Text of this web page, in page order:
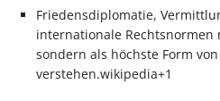
Friedensdiplomatie,
internationale Rechtsnormen
sondern als höchste Form
verstehen.wikipedia+1